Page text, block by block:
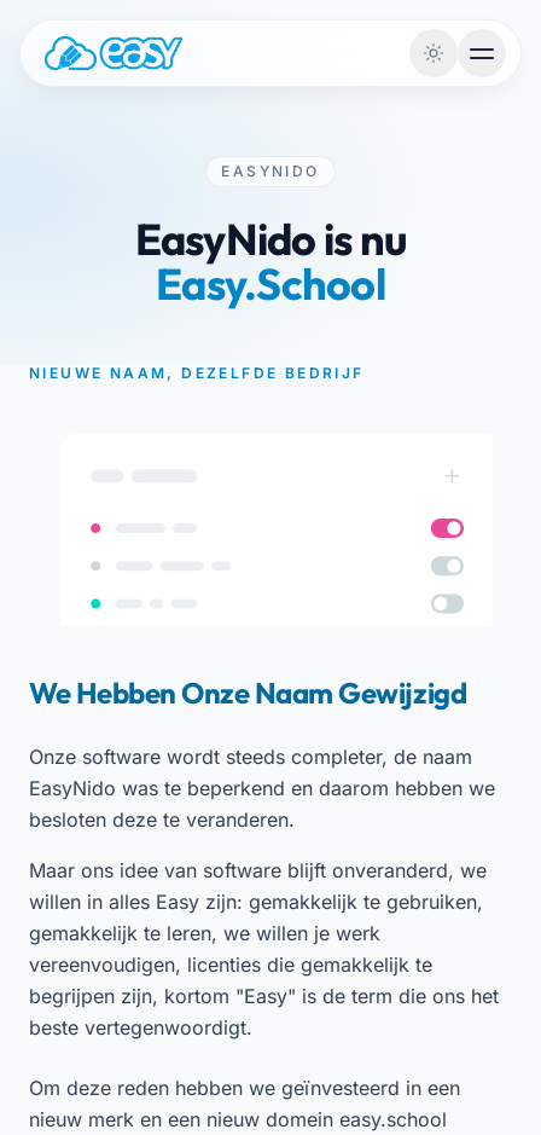
EASYNIDO
EasyNido is nu
Easy.School
NIEUWE NAAM, DEZELFDE BEDRIJF
We Hebben Onze Naam Gewijzigd
Onze software wordt steeds completer, de naam
EasyNido was te beperkend en daarom hebben we
besloten deze te veranderen.
Maar ons idee van software blijft onveranderd, we
willen in alles Easy zijn: gemakkelijk te gebruiken,
gemakkelijk te leren, we willen je werk
vereenvoudigen, licenties die gemakkelijk te
begrijpen zijn, kortom "Easy" is de term die ons het
beste vertegenwoordigt.
Om deze reden hebben we geïnvesteerd in een
nieuw merk en een nieuw domein easy.school